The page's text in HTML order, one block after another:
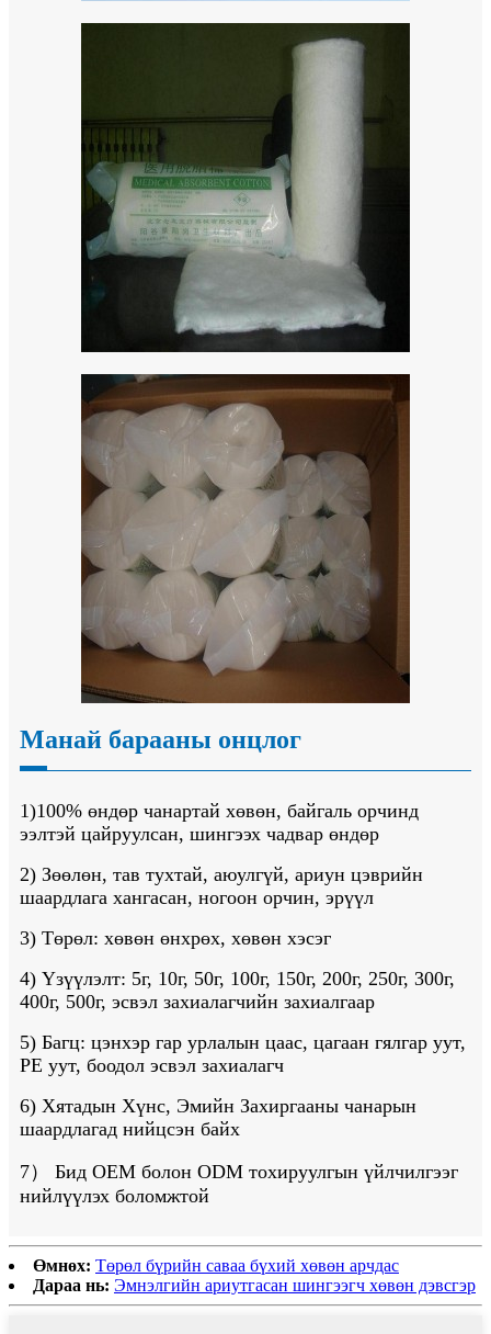
Манай барааны онцлог
1)100% өндөр чанартай хөвөн, байгаль орчинд
ээлтэй цайруулсан, шингээх чадвар өндөр
2) Зөөлөн, тав тухтай, аюулгүй, ариун цэврийн
шаардлага хангасан, ногоон орчин, эрүүл
3) Төрөл: хөвөн өнхрөх, хөвөн хэсэг
4) Үзүүлэлт: 5г, 10г, 50г, 100г, 150г, 200г, 250г, 300г,
400г, 500г, эсвэл захиалагчийн захиалгаар
5) Багц: цэнхэр гар урлалын цаас, цагаан гялгар уут,
PE уут, боодол эсвэл захиалагч
6) Хятадын Хүнс, Эмийн Захиргааны чанарын
шаардлагад нийцсэн байх
7） Бид OEM болон ODM тохируулгын үйлчилгээг
нийлүүлэх боломжтой
Өмнөх: Төрөл бүрийн саваа бүхий хөвөн арчдас
Дараа нь: Эмнэлгийн ариутгасан шингээгч хөвөн дэвсгэр